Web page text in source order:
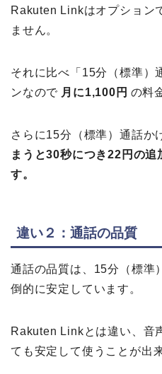
Rakuten Linkはオプション
ません。
それに比べ「15分（標準）
ンなので 月に1,100円 の料
さらに15分（標準）通話か
まうと30秒につき22円の追
す。
違い２：通話の品質
通話の品質は、15分（標準
倒的に安定しています。
Rakuten Linkとは違い、音
ても安定して使うことが出